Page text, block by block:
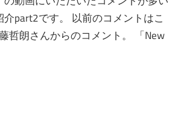
part2です。 以前のコメントはこ
哲朗さんからのコメント。 「New